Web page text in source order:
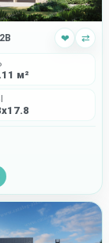
❤ ⇄
м²